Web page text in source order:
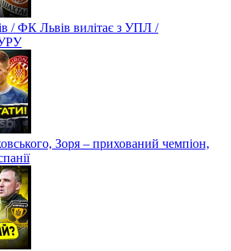
/ ФК Львів вилітає з УПЛ /
Зоря – прихований чемпіон,